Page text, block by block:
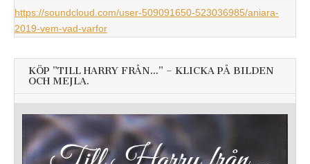
https://soundcloud.com/user-509091650-523036985/aniara-
2019-vem-vad-varfor
KÖP ”TILL HARRY FRÅN…” – KLICKA PÅ BILDEN
OCH MEJLA.